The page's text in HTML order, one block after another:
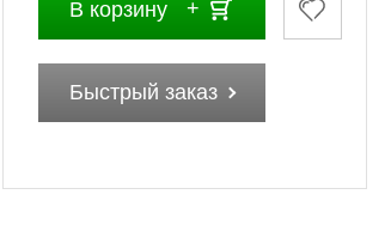
В корзину
Быстрый заказ